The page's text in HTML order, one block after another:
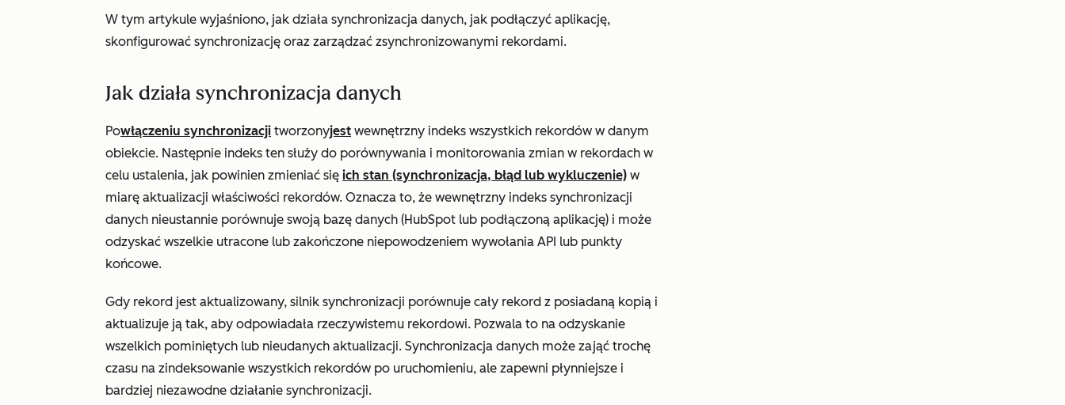
W tym artykule wyjaśniono, jak działa synchronizacja danych, jak podłączyć aplikację,
skonfigurować synchronizację oraz zarządzać zsynchronizowanymi rekordami.
Jak działa synchronizacja danych
Powłączeniu synchronizacji tworzonyjest wewnętrzny indeks wszystkich rekordów w danym
obiekcie. Następnie indeks ten służy do porównywania i monitorowania zmian w rekordach w
celu ustalenia, jak powinien zmieniać się ich stan (synchronizacja, błąd lub wykluczenie) w
miarę aktualizacji właściwości rekordów. Oznacza to, że wewnętrzny indeks synchronizacji
danych nieustannie porównuje swoją bazę danych (HubSpot lub podłączoną aplikację) i może
odzyskać wszelkie utracone lub zakończone niepowodzeniem wywołania API lub punkty
końcowe.
Gdy rekord jest aktualizowany, silnik synchronizacji porównuje cały rekord z posiadaną kopią i
aktualizuje ją tak, aby odpowiadała rzeczywistemu rekordowi. Pozwala to na odzyskanie
wszelkich pominiętych lub nieudanych aktualizacji. Synchronizacja danych może zająć trochę
czasu na zindeksowanie wszystkich rekordów po uruchomieniu, ale zapewni płynniejsze i
bardziej niezawodne działanie synchronizacji.